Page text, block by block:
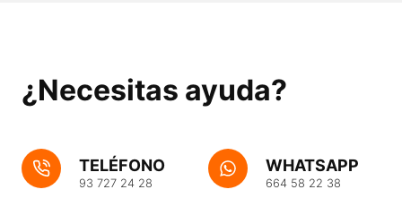
¿Necesitas ayuda?
TELÉFONO
93 727 24 28
WHATSAPP
664 58 22 38